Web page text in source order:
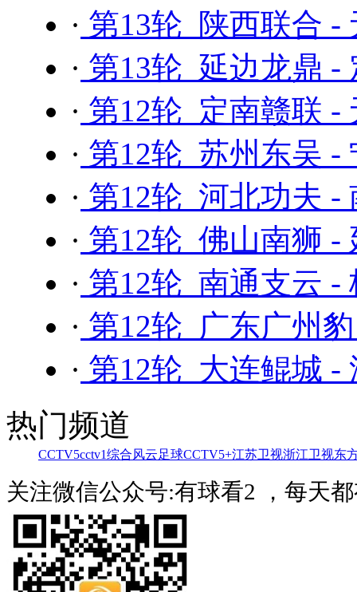
· 第13轮 陕西联合 -
· 第13轮 延边龙鼎 -
· 第12轮 定南赣联 -
· 第12轮 苏州东吴 -
· 第12轮 河北功夫 -
· 第12轮 佛山南狮 -
· 第12轮 南通支云 -
· 第12轮 广东广州
· 第12轮 大连鲲城 -
热门频道
CCTV5cctv1综合风云足球CCTV5+江苏卫视浙江卫视东
关注微信公众号:有球看2 ，每天